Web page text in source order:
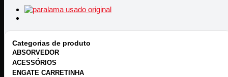
Categorias de produto
ABSORVEDOR
ACESSÓRIOS
ENGATE CARRETINHA